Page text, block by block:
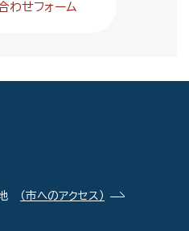
わせフォーム
地
（市へのアクセス）